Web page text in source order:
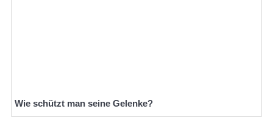
Wie schützt man seine Gelenke?